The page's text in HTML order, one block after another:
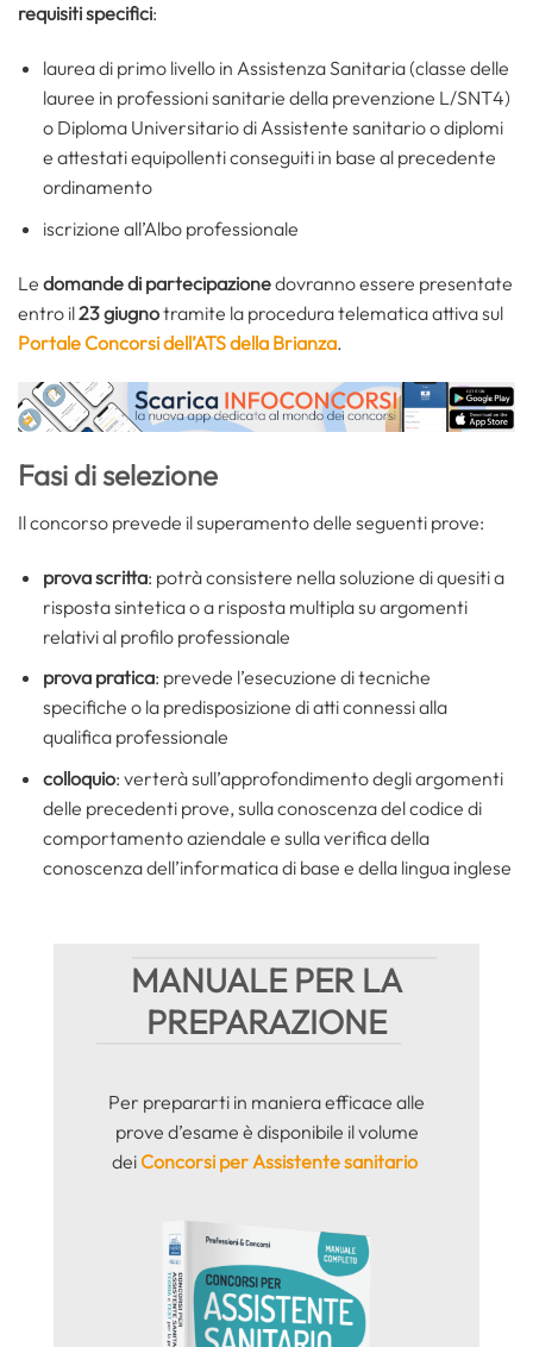
requisiti specifici:
laurea di primo livello in Assistenza Sanitaria (classe delle
lauree in professioni sanitarie della prevenzione L/SNT4)
o Diploma Universitario di Assistente sanitario o diplomi
e attestati equipollenti conseguiti in base al precedente
ordinamento
iscrizione all’Albo professionale
Le domande di partecipazionedovranno essere presentate
entro il23 giugnotramite la procedura telematica attiva sul
Portale Concorsi dell’ATS della Brianza.
Fasi di selezione
Il concorso prevede il superamento delle seguenti prove:
prova scritta: potrà consistere nella soluzione di quesiti a
risposta sintetica o a risposta multipla su argomenti
relativi al profilo professionale
prova pratica: prevede l’esecuzione di tecniche
specifiche o la predisposizione di atti connessi alla
qualifica professionale
colloquio: verterà sull’approfondimento degli argomenti
delle precedenti prove, sulla conoscenza del codice di
comportamento aziendale e sulla verifica della
conoscenza dell’informatica di base e della lingua inglese
MANUALE PER LA
PREPARAZIONE
Per prepararti in maniera efficace alle
prove d’esame è disponibile il volume
deiConcorsi per Assistente sanitario